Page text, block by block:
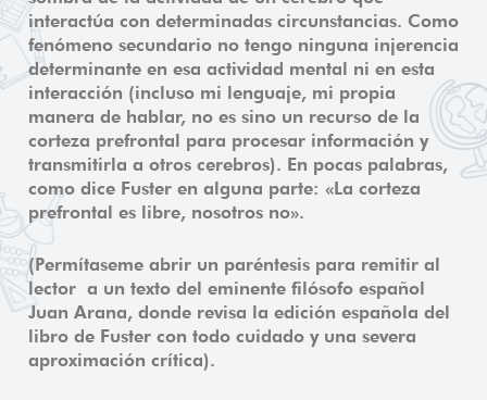
interactúa con determinadas circunstancias. Como
fenómeno secundario no tengo ninguna injerencia
determinante en esa actividad mental ni en esta
interacción (incluso mi lenguaje, mi propia
manera de hablar, no es sino un recurso de la
corteza prefrontal para procesar información y
transmitirla a otros cerebros). En pocas palabras,
como dice Fuster en alguna parte: «La corteza
prefrontal es libre, nosotros no».
(Permítaseme abrir un paréntesis para remitir al
lector a un texto del eminente filósofo español
Juan Arana, donde revisa la edición española del
libro de Fuster con todo cuidado y una severa
aproximación crítica).